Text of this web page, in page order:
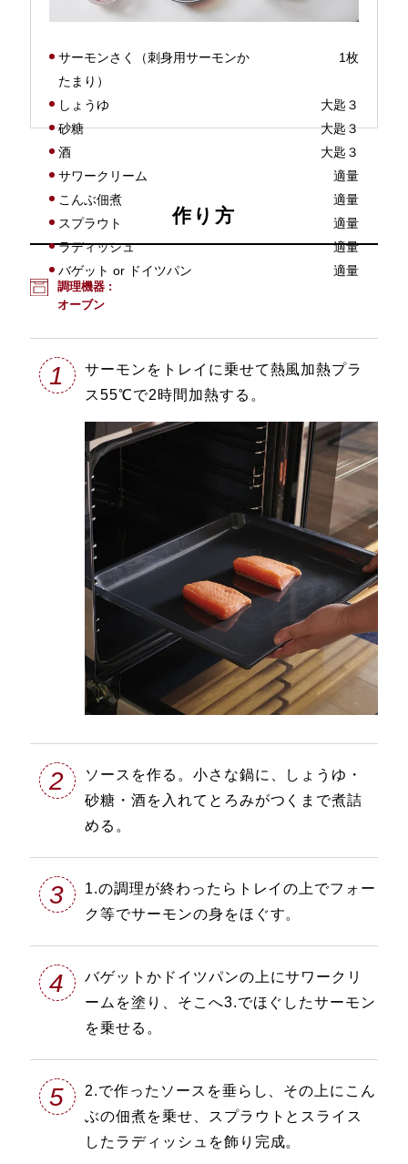
サーモンさく（刺身用サーモンか
たまり）
1枚
しょうゆ
大匙３
砂糖
大匙３
酒
大匙３
サワークリーム
適量
こんぶ佃煮
適量
スプラウト
適量
ラディッシュ
適量
バゲット or ドイツパン
適量
作り方
調理機器 :
オーブン
1
サーモンをトレイに乗せて熱風加熱プラ
ス55℃で2時間加熱する。
2
ソースを作る。小さな鍋に、しょうゆ・
砂糖・酒を入れてとろみがつくまで煮詰
める。
3
1.の調理が終わったらトレイの上でフォー
ク等でサーモンの身をほぐす。
4
バゲットかドイツパンの上にサワークリ
ームを塗り、そこへ3.でほぐしたサーモン
を乗せる。
5
2.で作ったソースを垂らし、その上にこん
ぶの佃煮を乗せ、スプラウトとスライス
したラディッシュを飾り完成。